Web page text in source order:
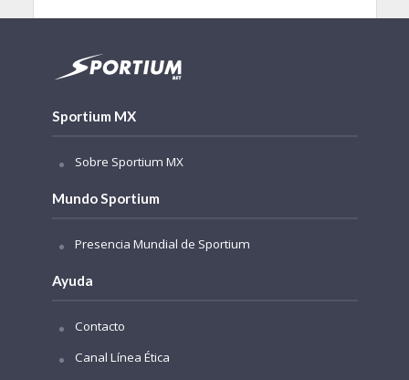
Sportium MX
Sobre Sportium MX
Mundo Sportium
Presencia Mundial de Sportium
Ayuda
Contacto
Canal Línea Ética